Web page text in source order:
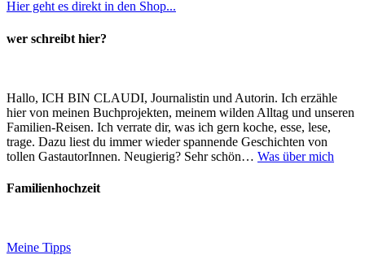
Hier geht es direkt in den Shop...
wer schreibt hier?
Hallo, ICH BIN CLAUDI, Journalistin und Autorin. Ich erzähle
hier von meinen Buchprojekten, meinem wilden Alltag und unseren
Familien-Reisen. Ich verrate dir, was ich gern koche, esse, lese,
trage. Dazu liest du immer wieder spannende Geschichten von
tollen GastautorInnen. Neugierig? Sehr schön… Was über mich
Familienhochzeit
Meine Tipps